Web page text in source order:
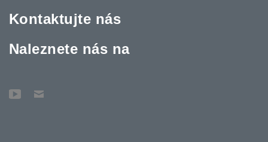
Kontaktujte nás
Naleznete nás na